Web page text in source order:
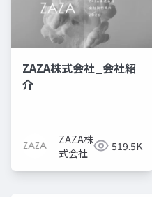
ZAZA株式会社_会社紹
介
ZAZA株
式会社
519.5K